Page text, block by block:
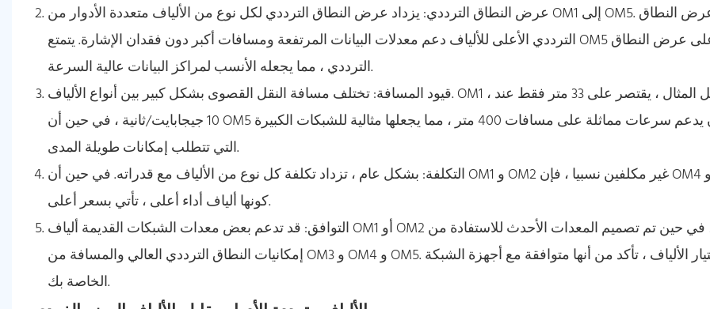
عرض النطاق الترددي: يزداد عرض النطاق الترددي لكل نوع من الألياف متعددة الأدوار من OM1 إلى OM5. يتيح عرض النطاق
الترددي الأعلى للألياف دعم معدلات البيانات المرتفعة ومسافات أكبر دون فقدان الإشارة. يتمتع OM5 بأعلى عرض النطاق
الترددي ، مما يجعله الأنسب لمراكز البيانات عالية السرعة.
قيود المسافة: تختلف مسافة النقل القصوى بشكل كبير بين أنواع الألياف. OM1 ، على سبيل المثال ، يقتصر على 33 متر فقط عند
10 جيجابايت/ثانية ، في حين أن OM5 يمكن أن يدعم سرعات مماثلة على مسافات 400 متر ، مما يجعلها مثالية للشبكات الكبيرة
التي تتطلب إمكانات طويلة المدى.
التكلفة: بشكل عام ، تزداد تكلفة كل نوع من الألياف مع قدراته. في حين أن OM1 و OM2 غير مكلفين نسبيا ، فإن OM4 و OM5 ،
كونها ألياف أداء أعلى ، تأتي بسعر أعلى.
التوافق: قد تدعم بعض معدات الشبكات القديمة ألياف OM1 أو OM2 فقط ، في حين تم تصميم المعدات الأحدث للاستفادة من
إمكانيات النطاق الترددي العالي والمسافة من OM3 و OM4 و OM5. عند اختيار الألياف ، تأكد من أنها متوافقة مع أجهزة الشبكة
الخاصة بك.